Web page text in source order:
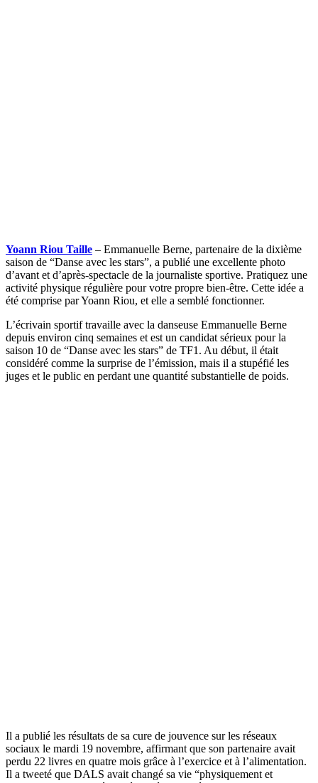
Yoann Riou Taille – Emmanuelle Berne, partenaire de la dixième
saison de “Danse avec les stars”, a publié une excellente photo
d’avant et d’après-spectacle de la journaliste sportive. Pratiquez une
activité physique régulière pour votre propre bien-être. Cette idée a
été comprise par Yoann Riou, et elle a semblé fonctionner.
L’écrivain sportif travaille avec la danseuse Emmanuelle Berne
depuis environ cinq semaines et est un candidat sérieux pour la
saison 10 de “Danse avec les stars” de TF1. Au début, il était
considéré comme la surprise de l’émission, mais il a stupéfié les
juges et le public en perdant une quantité substantielle de poids.
Il a publié les résultats de sa cure de jouvence sur les réseaux
sociaux le mardi 19 novembre, affirmant que son partenaire avait
perdu 22 livres en quatre mois grâce à l’exercice et à l’alimentation.
Il a tweeté que DALS avait changé sa vie “physiquement et